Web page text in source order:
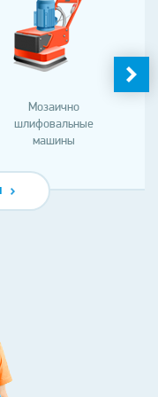
Мозаично
шлифовальные
машины